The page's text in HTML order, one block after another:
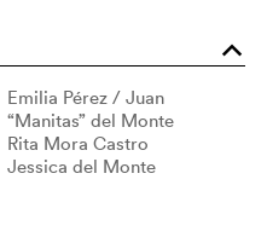
o
Emilia Pérez / Juan
“Manitas” del Monte
Rita Mora Castro
Jessica del Monte